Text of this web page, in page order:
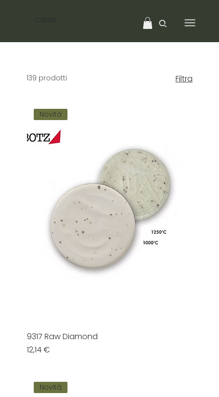
139 prodotti Filtra
Novità
9317 Raw Diamond
Prezzo
12,14 €
Novità